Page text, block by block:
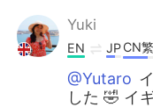
Yuki
EN JPCN繁
@Yutaro
した 🤣 イ